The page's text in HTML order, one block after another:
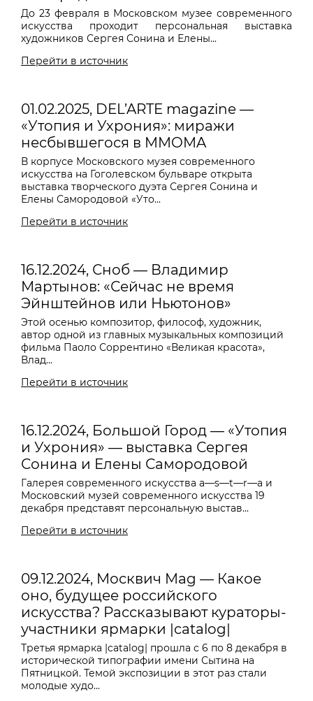
До 23 февраля в Московском музее современного
искусства проходит персональная выставка
художников Сергея Сонина и Елены...
Перейти в источник
01.02.2025, DEL’ARTE magazine —
«Утопия и Ухрония»: миражи
несбывшегося в MMOMA
В корпусе Московского музея современного
искусства на Гоголевском бульваре открыта
выставка творческого дуэта Сергея Сонина и
Елены Самородовой «Уто...
Перейти в источник
16.12.2024, Сноб — Владимир
Мартынов: «Сейчас не время
Эйнштейнов или Ньютонов»
Этой осенью композитор, философ, художник,
автор одной из главных музыкальных композиций
фильма Паоло Соррентино «Великая красота»,
Влад...
Перейти в источник
16.12.2024, Большой Город — «Утопия
и Ухрония» — выставка Сергея
Сонина и Елены Самородовой
Галерея современного искусства a—s—t—r—a и
Московский музей современного искусства 19
декабря представят персональную выстав...
Перейти в источник
09.12.2024, Москвич Mag — Какое
оно, будущее российского
искусства? Рассказывают кураторы-
участники ярмарки |catalog|
Третья ярмарка |catalog| прошла с 6 по 8 декабря в
исторической типографии имени Сытина на
Пятницкой. Темой экспозиции в этот раз стали
молодые худо...